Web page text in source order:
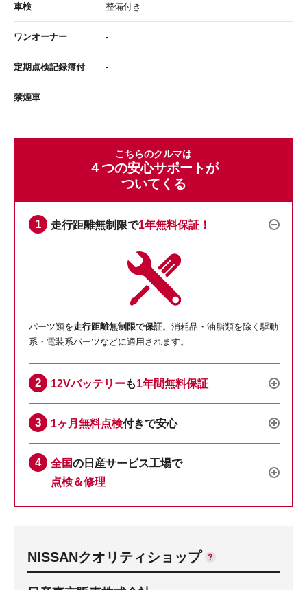
車検 整備付き
ワンオーナー -
定期点検記録簿付 -
禁煙車 -
こちらのクルマは
４つの安心サポートが
ついてくる
走行距離無制限で1年無料保証！
パーツ類を走行距離無制限で保証。消耗品・油脂類を除く駆動
系・電装系パーツなどに適用されます。
12Vバッテリーも1年間無料保証
1ヶ月無料点検付きで安心
全国の日産サービス工場で
点検＆修理
NISSANクオリティショップ